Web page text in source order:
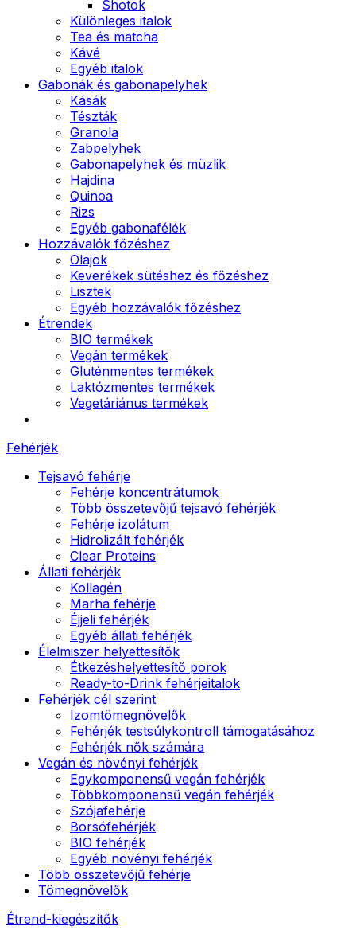
Shotok
Különleges italok
Tea és matcha
Kávé
Egyéb italok
Gabonák és gabonapelyhek
Kásák
Tészták
Granola
Zabpelyhek
Gabonapelyhek és müzlik
Hajdina
Quinoa
Rizs
Egyéb gabonafélék
Hozzávalók főzéshez
Olajok
Keverékek sütéshez és főzéshez
Lisztek
Egyéb hozzávalók főzéshez
Étrendek
BIO termékek
Vegán termékek
Gluténmentes termékek
Laktózmentes termékek
Vegetáriánus termékek
Fehérjék
Tejsavó fehérje
Fehérje koncentrátumok
Több összetevőjű tejsavó fehérjék
Fehérje izolátum
Hidrolizált fehérjék
Clear Proteins
Állati fehérjék
Kollagén
Marha fehérje
Éjjeli fehérjék
Egyéb állati fehérjék
Élelmiszer helyettesítők
Étkezéshelyettesítő porok
Ready-to-Drink fehérjeitalok
Fehérjék cél szerint
Izomtömegnövelők
Fehérjék testsúlykontroll támogatásához
Fehérjék nők számára
Vegán és növényi fehérjék
Egykomponensű vegán fehérjék
Többkomponensű vegán fehérjék
Szójafehérje
Borsófehérjék
BIO fehérjék
Egyéb növényi fehérjék
Több összetevőjű fehérje
Tömegnövelők
Étrend-kiegészítők